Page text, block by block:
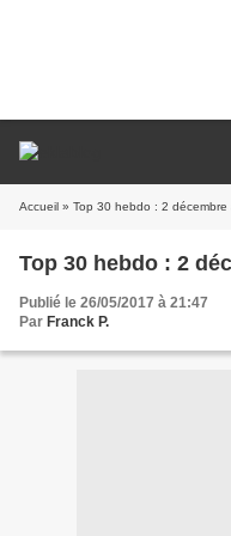
Accueil » Top 30 hebdo : 2
Top 30 hebdo : 2
Publié le 26/05/2017 à 21:47
Par Franck P.